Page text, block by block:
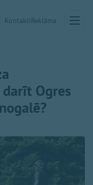
KontaktiReklāma
Ogres